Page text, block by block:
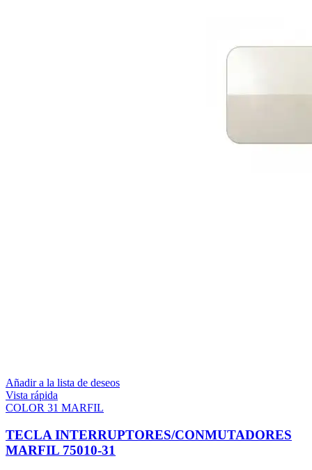
Añadir a la lista de deseos
Vista rápida
COLOR 31 MARFIL
TECLA INTERRUPTORES/CONMUTADORES
MARFIL 75010-31